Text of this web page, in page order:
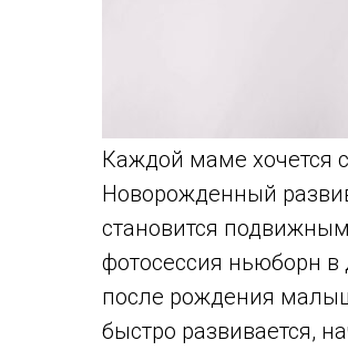
Каждой маме хочется
Новорожденный
становится
фотосессия ньюборн
после рождения
быстро развивается,